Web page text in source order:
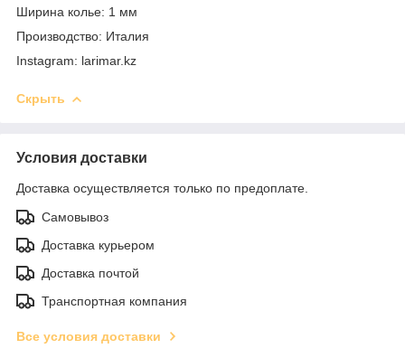
Ширина колье: 1 мм
Производство: Италия
Instagram: larimar.kz
Скрыть
Условия доставки
Доставка осуществляется только по предоплате.
Самовывоз
Доставка курьером
Доставка почтой
Транспортная компания
Все условия доставки